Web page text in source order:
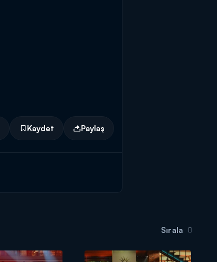
Kaydet Paylaş
Sırala